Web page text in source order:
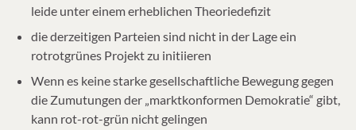
leide unter einem erheblichen Theoriedefizit
die derzeitigen Parteien sind nicht in der Lage ein
rotrotgrünes Projekt zu initiieren
Wenn es keine starke gesellschaftliche Bewegung gegen
die Zumutungen der „marktkonformen Demokratie“ gibt,
kann rot-rot-grün nicht gelingen